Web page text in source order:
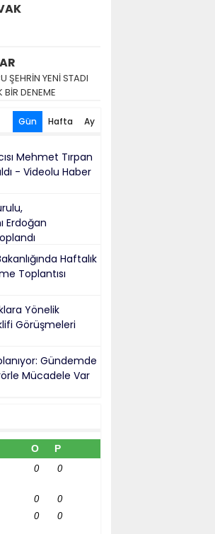
ŞEHRİN YENİ STADI
BİR DENEME
Gün Hafta Ay
Mehmet Tırpan
- Videolu Haber
Erdoğan
Haftalık
Toplantısı
Yönelik
Görüşmeleri
Gündemde
Mücadele Var
O P
0 0
0
0
0 0